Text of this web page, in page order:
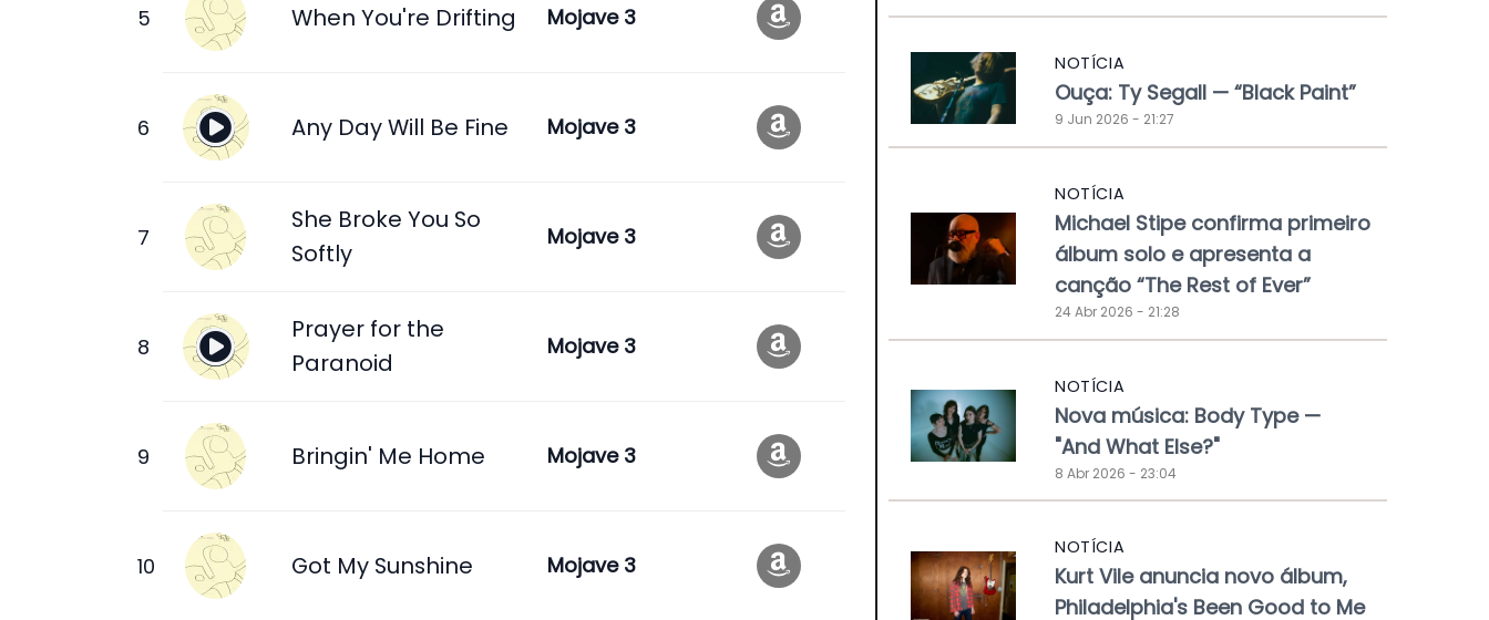
When You're Drifting Mojave 3
Any Day Will Be Fine Mojave 3
She Broke You So
Softly
Mojave 3
Prayer for the
Paranoid
Mojave 3
Bringin' Me Home Mojave 3
Got My Sunshine Mojave 3
NOTÍCIA
Ouça: Ty Segall — “Black Paint”
9 Jun 2026 - 21:27
NOTÍCIA
Michael Stipe confirma primeiro
álbum solo e apresenta a
canção “The Rest of Ever”
24 Abr 2026 - 21:28
NOTÍCIA
Nova música: Body Type —
"And What Else?"
8 Abr 2026 - 23:04
NOTÍCIA
Kurt Vile anuncia novo álbum,
Philadelphia's Been Good to Me